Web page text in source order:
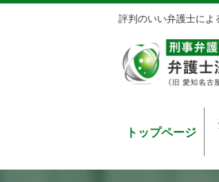
評判のいい弁護士に
トップページ